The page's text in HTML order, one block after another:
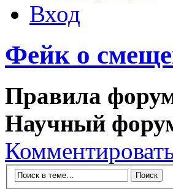
Вход
Фейк о
Правила
Научный